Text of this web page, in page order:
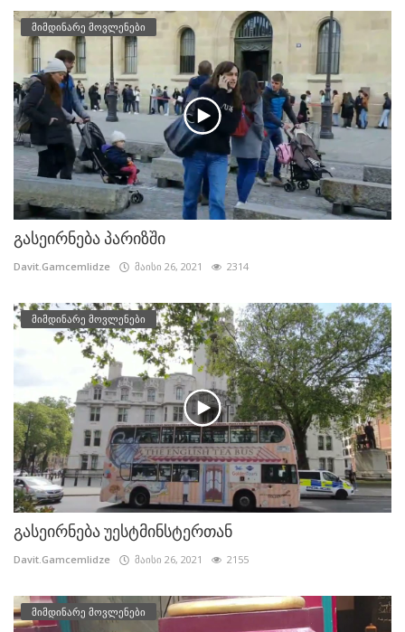
მიმდინარე მოვლენები
გასეირნება პარიზში
Davit.Gamcemlidze მაისი 26, 2021 2314
მიმდინარე მოვლენები
გასეირნება უესტმინსტერთან
Davit.Gamcemlidze მაისი 26, 2021 2155
მიმდინარე მოვლენები